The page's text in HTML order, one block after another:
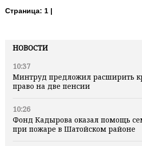
НОВОСТИ
10:37
Минтруд предложил расширить
право на две пенсии
10:26
Фонд Кадырова оказал помощь
при пожаре в Шатойском районе
Страница: 1 |